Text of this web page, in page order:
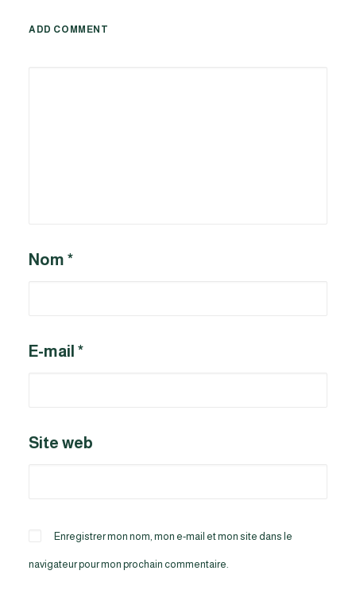
ADD COMMENT
Nom *
E-mail *
Site web
Enregistrer mon nom, mon e-mail et mon site dans le
navigateur pour mon prochain commentaire.